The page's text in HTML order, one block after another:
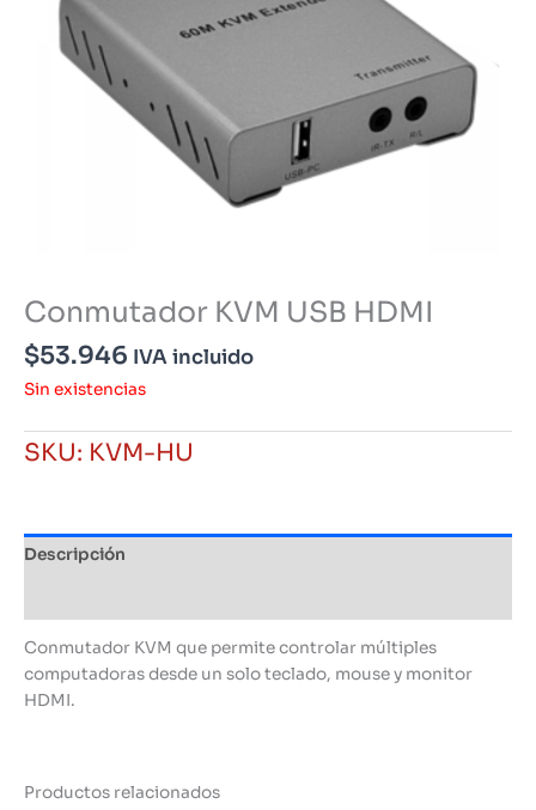
Conmutador KVM USB HDMI
$53.946 IVA incluido
Sin existencias
SKU: KVM-HU
Descripción
Conmutador KVM que permite controlar múltiples
computadoras desde un solo teclado, mouse y monitor
HDMI.
Productos relacionados